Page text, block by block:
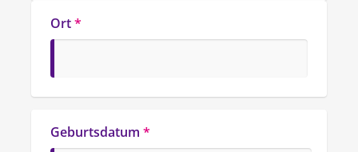
Ort*
Geburtsdatum *